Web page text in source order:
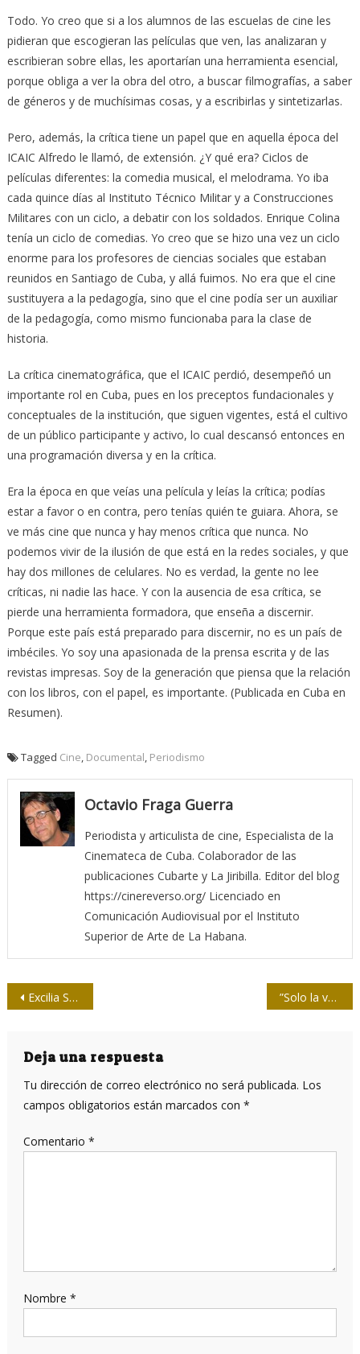
Todo. Yo creo que si a los alumnos de las escuelas de cine les
pidieran que escogieran las películas que ven, las analizaran y
escribieran sobre ellas, les aportarían una herramienta esencial,
porque obliga a ver la obra del otro, a buscar filmografías, a saber
de géneros y de muchísimas cosas, y a escribirlas y sintetizarlas.
Pero, además, la crítica tiene un papel que en aquella época del
ICAIC Alfredo le llamó, de extensión. ¿Y qué era? Ciclos de
películas diferentes: la comedia musical, el melodrama. Yo iba
cada quince días al Instituto Técnico Militar y a Construcciones
Militares con un ciclo, a debatir con los soldados. Enrique Colina
tenía un ciclo de comedias. Yo creo que se hizo una vez un ciclo
enorme para los profesores de ciencias sociales que estaban
reunidos en Santiago de Cuba, y allá fuimos. No era que el cine
sustituyera a la pedagogía, sino que el cine podía ser un auxiliar
de la pedagogía, como mismo funcionaba para la clase de
historia.
La crítica cinematográfica, que el ICAIC perdió, desempeñó un
importante rol en Cuba, pues en los preceptos fundacionales y
conceptuales de la institución, que siguen vigentes, está el cultivo
de un público participante y activo, lo cual descansó entonces en
una programación diversa y en la crítica.
Era la época en que veías una película y leías la crítica; podías
estar a favor o en contra, pero tenías quién te guiara. Ahora, se
ve más cine que nunca y hay menos crítica que nunca. No
podemos vivir de la ilusión de que está en la redes sociales, y que
hay dos millones de celulares. No es verdad, la gente no lee
críticas, ni nadie las hace. Y con la ausencia de esa crítica, se
pierde una herramienta formadora, que enseña a discernir.
Porque este país está preparado para discernir, no es un país de
imbéciles. Yo soy una apasionada de la prensa escrita y de las
revistas impresas. Soy de la generación que piensa que la relación
con los libros, con el papel, es importante. (Publicada en Cuba en
Resumen).
Tagged Cine, Documental, Periodismo
Octavio Fraga Guerra
Periodista y articulista de cine, Especialista de la
Cinemateca de Cuba. Colaborador de las
publicaciones Cubarte y La Jiribilla. Editor del blog
https://cinereverso.org/ Licenciado en
Comunicación Audiovisual por el Instituto
Superior de Arte de La Habana.
Navegación
entradas
Excilia Saldaña: “Lo que si quiero es estar dentro de alguien para siempre” ”Solo la verdad nos trae un cine político inteligente…”
Deja una respuesta
Tu dirección de correo electrónico no será publicada. Los
campos obligatorios están marcados con *
Comentario *
Nombre *